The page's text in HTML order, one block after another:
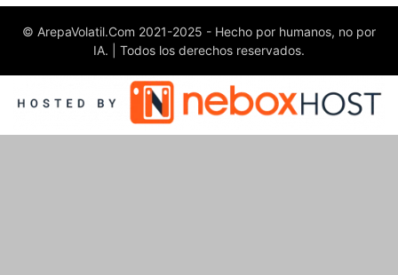
© ArepaVolatil.Com 2021-2025 - Hecho por humanos, no por
IA. | Todos los derechos reservados.